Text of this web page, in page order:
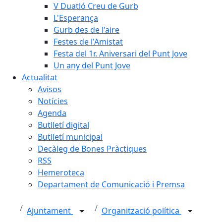
V Duatló Creu de Gurb
L'Esperança
Gurb des de l'aire
Festes de l'Amistat
Festa del 1r. Aniversari del Punt Jove
Un any del Punt Jove
Actualitat
Avisos
Notícies
Agenda
Butlletí digital
Butlletí municipal
Decàleg de Bones Pràctiques
RSS
Hemeroteca
Departament de Comunicació i Premsa
Ajuntament Organització política